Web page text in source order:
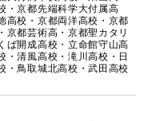
・京都先端科学大付属高
高校・京都両洋高校・京都
京都芸術高・京都聖カタリ
ば開成高校・立命館守山高
・清風高校・滝川高校・日
・鳥取城北高校・武田高校